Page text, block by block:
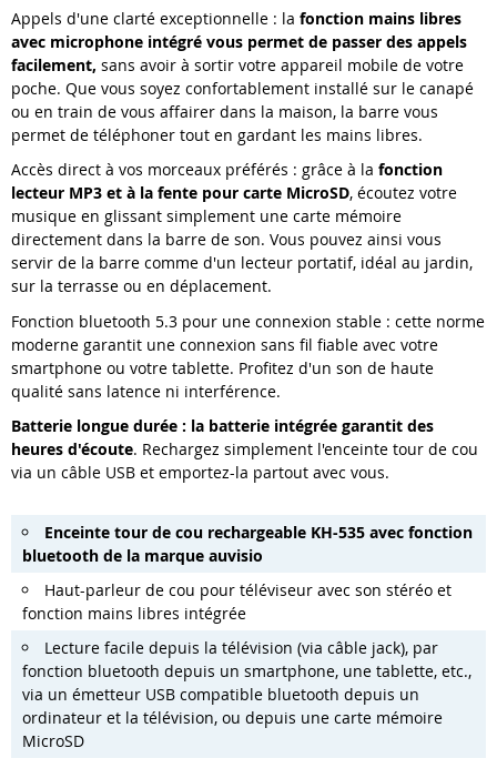
Appels d'une clarté exceptionnelle : la fonction mains libres
avec microphone intégré vous permet de passer des appels
facilement, sans avoir à sortir votre appareil mobile de votre
poche. Que vous soyez confortablement installé sur le canapé
ou en train de vous affairer dans la maison, la barre vous
permet de téléphoner tout en gardant les mains libres.
Accès direct à vos morceaux préférés : grâce à la fonction
lecteur MP3 et à la fente pour carte MicroSD, écoutez votre
musique en glissant simplement une carte mémoire
directement dans la barre de son. Vous pouvez ainsi vous
servir de la barre comme d'un lecteur portatif, idéal au jardin,
sur la terrasse ou en déplacement.
Fonction bluetooth 5.3 pour une connexion stable : cette norme
moderne garantit une connexion sans fil fiable avec votre
smartphone ou votre tablette. Profitez d'un son de haute
qualité sans latence ni interférence.
Batterie longue durée : la batterie intégrée garantit des
heures d'écoute. Rechargez simplement l'enceinte tour de cou
via un câble USB et emportez-la partout avec vous.
Enceinte tour de cou rechargeable KH-535 avec fonction
bluetooth de la marque auvisio
Haut-parleur de cou pour téléviseur avec son stéréo et
fonction mains libres intégrée
Lecture facile depuis la télévision (via câble jack), par
fonction bluetooth depuis un smartphone, une tablette, etc.,
via un émetteur USB compatible bluetooth depuis un
ordinateur et la télévision, ou depuis une carte mémoire
MicroSD